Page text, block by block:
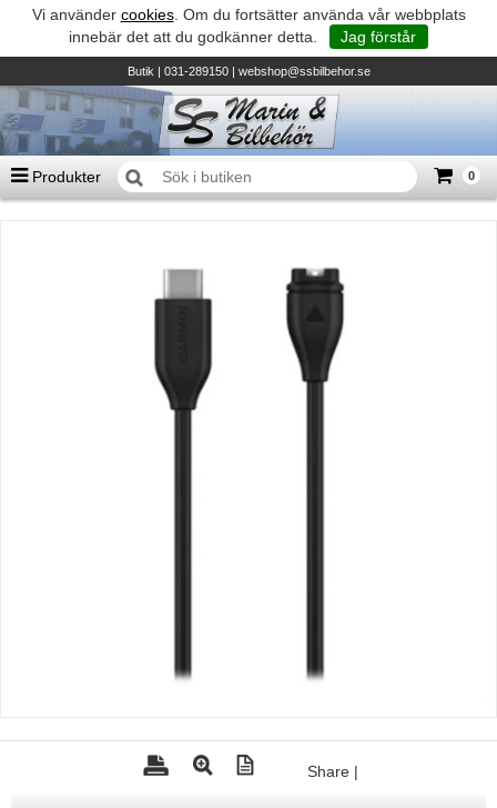
Vi använder cookies. Om du fortsätter använda vår webbplats
innebär det att du godkänner detta.
Jag förstår
Butik| 031-289150 | webshop@ssbilbehor.se
Produkter 0
TILL KASSAN
Biltillbehör och reservdelar - BDS
Suzumar - Gummibåtar
Mercury Servicedelar
Share |